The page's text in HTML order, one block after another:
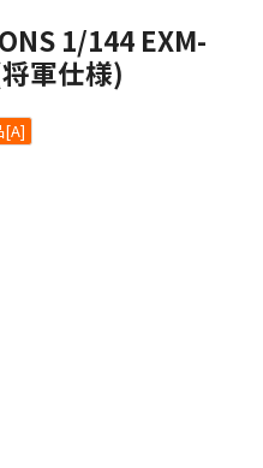
1/144 EXM-
軍仕様)
[A]